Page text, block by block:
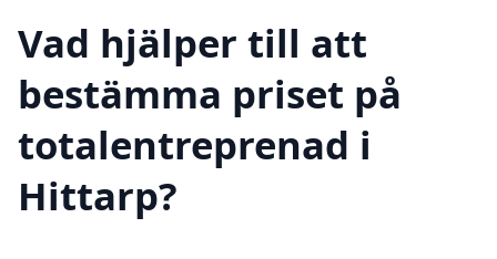
Vad hjälper till att
bestämma priset på
totalentreprenad i
Hittarp?